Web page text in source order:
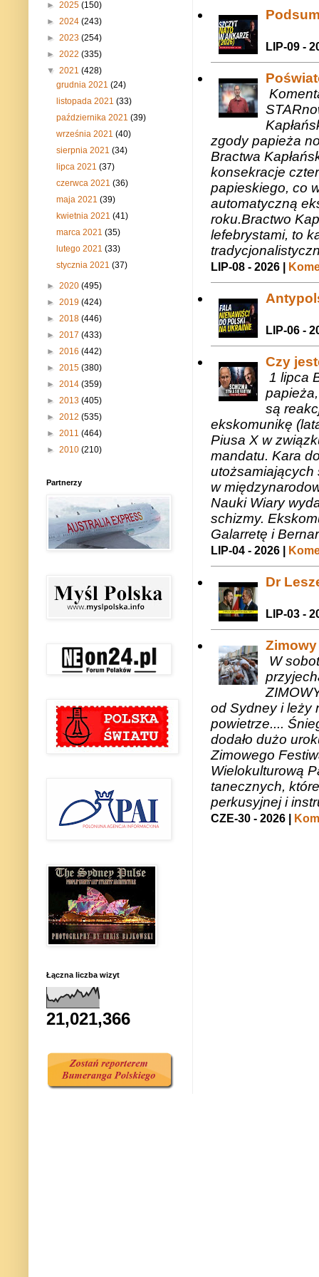
LIP-09 -
zgody papieża
Bractwa
konsekracje
papieskiego, co
automatyczną
roku.Bractwo
lefebrystami, to
LIP-08 - 2026 |
LIP-06 -
Czy
1 lipca
są
ekskomunikę
Piusa X w
mandatu. Kara
utożsamiających
w
Nauki Wiary
schizmy.
Galarretę i
LIP-04 - 2026 |
Dr
LIP-03 -
W
od Sydney i leży
powietrze....
dodało dużo
Zimowego
Wielokulturową
tanecznych,
perkusyjnej i
CZE-30 - 2026 |
► 2025 (150)
► 2024 (243)
► 2023 (254)
► 2022 (335)
▼ 2021 (428)
grudnia 2021(24)
listopada 2021(33)
października 2021(39)
września 2021(40)
sierpnia 2021(34)
lipca 2021(37)
czerwca 2021(36)
maja 2021(39)
kwietnia 2021(41)
marca 2021(35)
lutego 2021(33)
stycznia 2021(37)
► 2020 (495)
► 2019 (424)
► 2018 (446)
► 2017 (433)
► 2016 (442)
► 2015 (380)
► 2014 (359)
► 2013 (405)
► 2012 (535)
► 2011 (464)
► 2010 (210)
Partnerzy
Łączna liczba wizyt
21,021,366